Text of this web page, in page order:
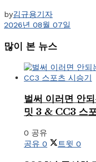
by김규용기자
2026년 08월 07일
많이 본 뉴스
벌써 이러면 안
밋 3 & CC3 스
0 공유
공유 0 트윗 0